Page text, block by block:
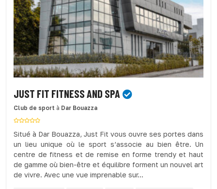
JUST FIT FITNESS AND SPA
Club de sport à Dar Bouazza
Situé à Dar Bouazza, Just Fit vous ouvre ses portes dans
un lieu unique où le sport s’associe au bien être. Un
centre de fitness et de remise en forme trendy et haut
de gamme où bien-être et équilibre forment un nouvel art
de vivre. Avec une vue imprenable sur...